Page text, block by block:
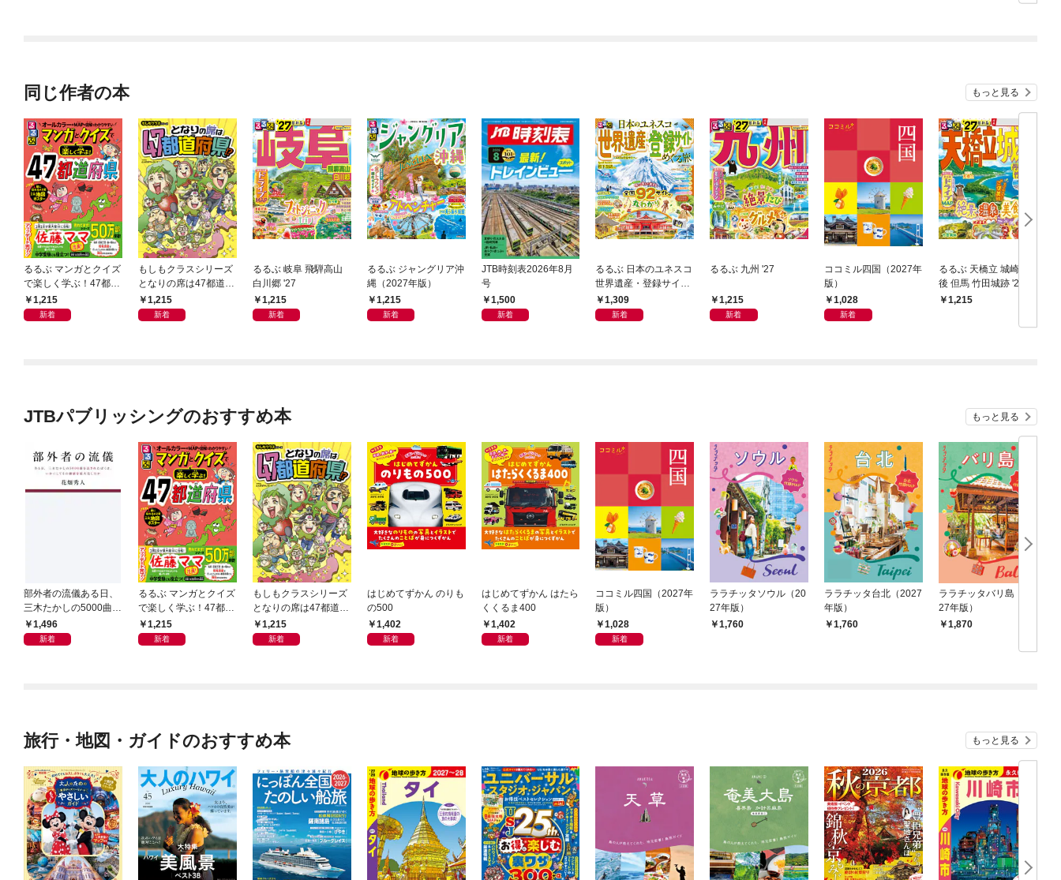
同じ作者の本 もっと見る
るるぶ マンガとクイズ
で楽しく学ぶ！47都道
府県1,215
新着
もしもクラスシリーズ
となりの席は47都道府
県!?1,215
新着
るるぶ 岐阜 飛騨高山
白川郷 '27
1,215
新着
るるぶ ジャングリア沖
縄（2027年版）
1,215
新着
JTB時刻表2026年8月
号
1,500
新着
るるぶ 日本のユネスコ
世界遺産・登録サイト
をめぐる旅
1,309
新着
るるぶ 九州 '27
1,215
新着
ココミル四国（2027年
版）
1,028
新着
るるぶ 天橋立 城崎 丹
後 但馬 竹田城跡 '27
1,215
JTBパブリッシングのおすすめ本 もっと見る
部外者の流儀ある日、
三木たかしの5000曲を
託されたぼくは、いか
にしてその価値を最大
1,496
新着
るるぶ マンガとクイズ
で楽しく学ぶ！47都道
府県1,215
新着
もしもクラスシリーズ
となりの席は47都道府
県!?1,215
新着
はじめてずかん のりも
の500
1,402
新着
はじめてずかん はたら
くくるま400
1,402
新着
ココミル四国（2027年
版）
1,028
新着
ララチッタソウル（20
27年版）
1,760
ララチッタ台北（2027
年版）
1,760
ララチッタバリ島（20
27年版）
1,870
旅行・地図・ガイドのおすすめ本 もっと見る